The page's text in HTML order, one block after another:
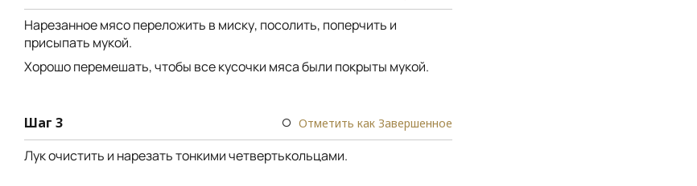
Нарезанное мясо переложить в миску, посолить, поперчить и
присыпать мукой.
Хорошо перемешать, чтобы все кусочки мяса были покрыты мукой.
Шаг 3 Отметить как Завершенное
Лук очистить и нарезать тонкими четвертькольцами.